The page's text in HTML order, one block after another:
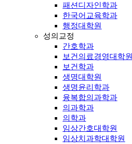
패션디자인학과
한국어교육학과
행정대학원
성의교정
간호학과
보건의료경영대학원
보건학과
생명대학원
생명윤리학과
융복합의과학과
의과학과
의학과
임상간호대학원
임상치과학대학원